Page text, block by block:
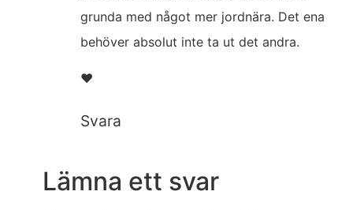
grunda med något mer jordnära. Det ena
behöver absolut inte ta ut det andra.
❤
Svara
Lämna ett svar